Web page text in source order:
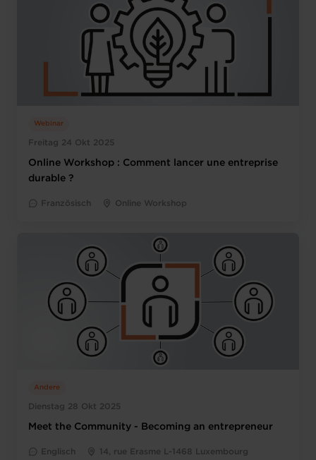
Freitag 24 Okt 2025
Webinar
Online Workshop : Comment lancer une entreprise
durable ?
Französisch Online Workshop
Dienstag 28 Okt 2025
Andere
Meet the Community - Becoming an entrepreneur
Englisch 14, rue Erasme L-1468 Luxembourg